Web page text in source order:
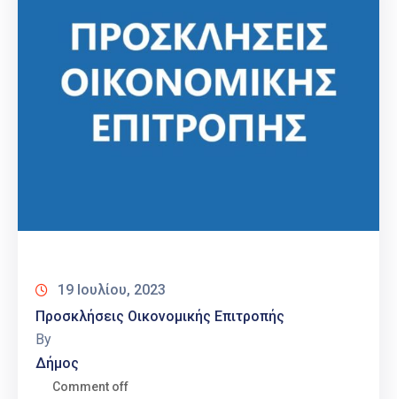
19 Ιουλίου, 2023
Προσκλήσεις Οικονομικής Επιτροπής
By
Δήμος
Comment off